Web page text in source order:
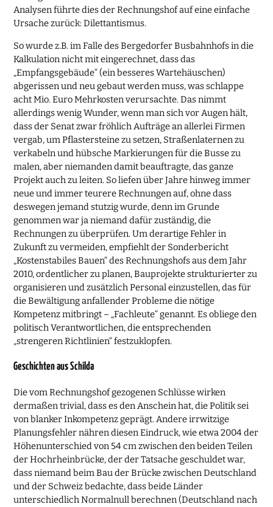
Analysen führte dies der Rechnungshof auf eine einfache
Ursache zurück: Dilettantismus.
So wurde z.B. im Falle des Bergedorfer Busbahnhofs in die
Kalkulation nicht mit eingerechnet, dass das
„Empfangsgebäude“ (ein besseres Wartehäuschen)
abgerissen und neu gebaut werden muss, was schlappe
acht Mio. Euro Mehrkosten verursachte. Das nimmt
allerdings wenig Wunder, wenn man sich vor Augen hält,
dass der Senat zwar fröhlich Aufträge an allerlei Firmen
vergab, um Pflastersteine zu setzen, Straßenlaternen zu
verkabeln und hübsche Markierungen für die Busse zu
malen, aber niemanden damit beauftragte, das ganze
Projekt auch zu leiten. So liefen über Jahre hinweg immer
neue und immer teurere Rechnungen auf, ohne dass
deswegen jemand stutzig wurde, denn im Grunde
genommen war ja niemand dafür zuständig, die
Rechnungen zu überprüfen. Um derartige Fehler in
Zukunft zu vermeiden, empfiehlt der Sonderbericht
„Kostenstabiles Bauen“ des Rechnungshofs aus dem Jahr
2010, ordentlicher zu planen, Bauprojekte strukturierter zu
organisieren und zusätzlich Personal einzustellen, das für
die Bewältigung anfallender Probleme die nötige
Kompetenz mitbringt – „Fachleute“ genannt. Es obliege den
politisch Verantwortlichen, die entsprechenden
„strengeren Richtlinien“ festzuklopfen.
Geschichten aus Schilda
Die vom Rechnungshof gezogenen Schlüsse wirken
dermaßen trivial, dass es den Anschein hat, die Politik sei
von blanker Inkompetenz geprägt. Andere irrwitzige
Planungsfehler nähren diesen Eindruck, wie etwa 2004 der
Höhenunterschied von 54 cm zwischen den beiden Teilen
der Hochrheinbrücke, der der Tatsache geschuldet war,
dass niemand beim Bau der Brücke zwischen Deutschland
und der Schweiz bedachte, dass beide Länder
unterschiedlich Normalnull berechnen (Deutschland nach